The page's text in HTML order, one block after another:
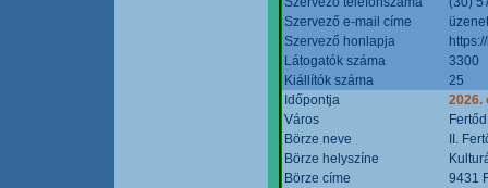
Szervező e-mail címe
Szervező honlapja
Látogatók száma
3300
Kiállítók száma
25
Időpontja
2026.
Város
Fertőd
Börze neve
II.
Börze helyszíne
Börze címe
9431